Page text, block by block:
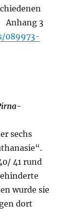
3
089973-
sechs
41 rund
wurde sie
dort